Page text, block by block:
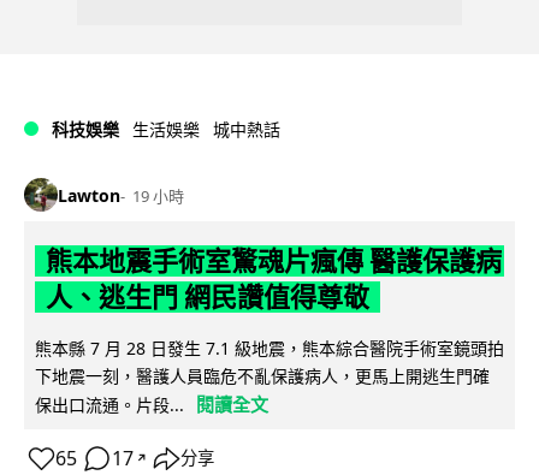
科技娛樂 生活娛樂 城中熱話
Lawton 19 小時
熊本地震手術室驚魂片瘋傳 醫護保護病
人、逃生門 網民讚值得尊敬
熊本縣 7 月 28 日發生 7.1 級地震，熊本綜合醫院手術室鏡頭拍
下地震一刻，醫護人員臨危不亂保護病人，更馬上開逃生門確
保出口流通。片段...
閱讀全文
65 17 ↗ 分享